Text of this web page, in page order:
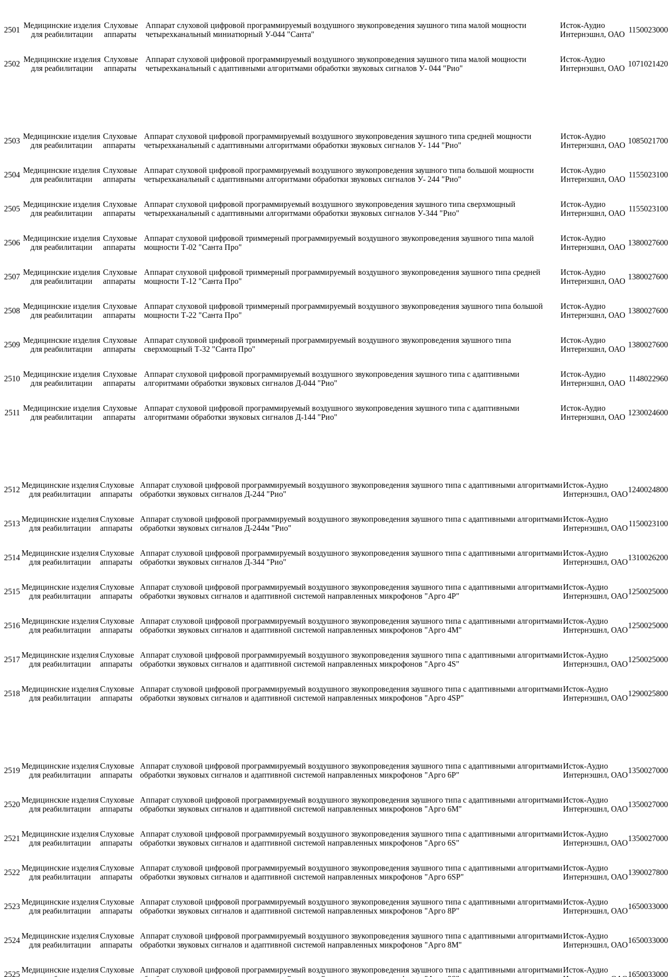
2501
Медицинские изделия
для реабилитации
Слуховые
аппараты
Аппарат слуховой цифровой программируемый воздушного звукопроведения заушного типа малой мощности
четырехканальный миниатюрный У-044 "Санта"
Исток-Аудио
Интернэшнл, ОАО
1150023000
2502
Медицинские изделия
для реабилитации
Слуховые
аппараты
Аппарат слуховой цифровой программируемый воздушного звукопроведения заушного типа малой мощности
четырехканальный с адаптивными алгоритмами обработки звуковых сигналов У- 044 "Рио"
Исток-Аудио
Интернэшнл, ОАО
1071021420
2503
Медицинские изделия
для реабилитации
Слуховые
аппараты
Аппарат слуховой цифровой программируемый воздушного звукопроведения заушного типа средней мощности
четырехканальный с адаптивными алгоритмами обработки звуковых сигналов У- 144 "Рио"
Исток-Аудио
Интернэшнл, ОАО
1085021700
2504
Медицинские изделия
для реабилитации
Слуховые
аппараты
Аппарат слуховой цифровой программируемый воздушного звукопроведения заушного типа большой мощности
четырехканальный с адаптивными алгоритмами обработки звуковых сигналов У- 244 "Рио"
Исток-Аудио
Интернэшнл, ОАО
1155023100
2505
Медицинские изделия
для реабилитации
Слуховые
аппараты
Аппарат слуховой цифровой программируемый воздушного звукопроведения заушного типа сверхмощный
четырехканальный с адаптивными алгоритмами обработки звуковых сигналов У-344 "Рио"
Исток-Аудио
Интернэшнл, ОАО
1155023100
2506
Медицинские изделия
для реабилитации
Слуховые
аппараты
Аппарат слуховой цифровой триммерный программируемый воздушного звукопроведения заушного типа малой
мощности Т-02 "Санта Про"
Исток-Аудио
Интернэшнл, ОАО
1380027600
2507
Медицинские изделия
для реабилитации
Слуховые
аппараты
Аппарат слуховой цифровой триммерный программируемый воздушного звукопроведения заушного типа средней
мощности Т-12 "Санта Про"
Исток-Аудио
Интернэшнл, ОАО
1380027600
2508
Медицинские изделия
для реабилитации
Слуховые
аппараты
Аппарат слуховой цифровой триммерный программируемый воздушного звукопроведения заушного типа большой
мощности Т-22 "Санта Про"
Исток-Аудио
Интернэшнл, ОАО
1380027600
2509
Медицинские изделия
для реабилитации
Слуховые
аппараты
Аппарат слуховой цифровой триммерный программируемый воздушного звукопроведения заушного типа
сверхмощный Т-32 "Санта Про"
Исток-Аудио
Интернэшнл, ОАО
1380027600
2510
Медицинские изделия
для реабилитации
Слуховые
аппараты
Аппарат слуховой цифровой программируемый воздушного звукопроведения заушного типа с адаптивными
алгоритмами обработки звуковых сигналов Д-044 "Рио"
Исток-Аудио
Интернэшнл, ОАО
1148022960
2511
Медицинские изделия
для реабилитации
Слуховые
аппараты
Аппарат слуховой цифровой программируемый воздушного звукопроведения заушного типа с адаптивными
алгоритмами обработки звуковых сигналов Д-144 "Рио"
Исток-Аудио
Интернэшнл, ОАО
1230024600
2512
Медицинские изделия
для реабилитации
Слуховые
аппараты
Аппарат слуховой цифровой программируемый воздушного звукопроведения заушного типа с адаптивными алгоритмами
обработки звуковых сигналов Д-244 "Рио"
Исток-Аудио
Интернэшнл, ОАО
1240024800
2513
Медицинские изделия
для реабилитации
Слуховые
аппараты
Аппарат слуховой цифровой программируемый воздушного звукопроведения заушного типа с адаптивными алгоритмами
обработки звуковых сигналов Д-244м "Рио"
Исток-Аудио
Интернэшнл, ОАО
1150023100
2514
Медицинские изделия
для реабилитации
Слуховые
аппараты
Аппарат слуховой цифровой программируемый воздушного звукопроведения заушного типа с адаптивными алгоритмами
обработки звуковых сигналов Д-344 "Рио"
Исток-Аудио
Интернэшнл, ОАО
1310026200
2515
Медицинские изделия
для реабилитации
Слуховые
аппараты
Аппарат слуховой цифровой программируемый воздушного звукопроведения заушного типа с адаптивными алгоритмами
обработки звуковых сигналов и адаптивной системой направленных микрофонов "Арго 4Р"
Исток-Аудио
Интернэшнл, ОАО
1250025000
2516
Медицинские изделия
для реабилитации
Слуховые
аппараты
Аппарат слуховой цифровой программируемый воздушного звукопроведения заушного типа с адаптивными алгоритмами
обработки звуковых сигналов и адаптивной системой направленных микрофонов "Арго 4М"
Исток-Аудио
Интернэшнл, ОАО
1250025000
2517
Медицинские изделия
для реабилитации
Слуховые
аппараты
Аппарат слуховой цифровой программируемый воздушного звукопроведения заушного типа с адаптивными алгоритмами
обработки звуковых сигналов и адаптивной системой направленных микрофонов "Арго 4S"
Исток-Аудио
Интернэшнл, ОАО
1250025000
2518
Медицинские изделия
для реабилитации
Слуховые
аппараты
Аппарат слуховой цифровой программируемый воздушного звукопроведения заушного типа с адаптивными алгоритмами
обработки звуковых сигналов и адаптивной системой направленных микрофонов "Арго 4SР"
Исток-Аудио
Интернэшнл, ОАО
1290025800
2519
Медицинские изделия
для реабилитации
Слуховые
аппараты
Аппарат слуховой цифровой программируемый воздушного звукопроведения заушного типа с адаптивными алгоритмами
обработки звуковых сигналов и адаптивной системой направленных микрофонов "Арго 6Р"
Исток-Аудио
Интернэшнл, ОАО
1350027000
2520
Медицинские изделия
для реабилитации
Слуховые
аппараты
Аппарат слуховой цифровой программируемый воздушного звукопроведения заушного типа с адаптивными алгоритмами
обработки звуковых сигналов и адаптивной системой направленных микрофонов "Арго 6M"
Исток-Аудио
Интернэшнл, ОАО
1350027000
2521
Медицинские изделия
для реабилитации
Слуховые
аппараты
Аппарат слуховой цифровой программируемый воздушного звукопроведения заушного типа с адаптивными алгоритмами
обработки звуковых сигналов и адаптивной системой направленных микрофонов "Арго 6S"
Исток-Аудио
Интернэшнл, ОАО
1350027000
2522
Медицинские изделия
для реабилитации
Слуховые
аппараты
Аппарат слуховой цифровой программируемый воздушного звукопроведения заушного типа с адаптивными алгоритмами
обработки звуковых сигналов и адаптивной системой направленных микрофонов "Арго 6SP"
Исток-Аудио
Интернэшнл, ОАО
1390027800
2523
Медицинские изделия
для реабилитации
Слуховые
аппараты
Аппарат слуховой цифровой программируемый воздушного звукопроведения заушного типа с адаптивными алгоритмами
обработки звуковых сигналов и адаптивной системой направленных микрофонов "Арго 8P"
Исток-Аудио
Интернэшнл, ОАО
1650033000
2524
Медицинские изделия
для реабилитации
Слуховые
аппараты
Аппарат слуховой цифровой программируемый воздушного звукопроведения заушного типа с адаптивными алгоритмами
обработки звуковых сигналов и адаптивной системой направленных микрофонов "Арго 8M"
Исток-Аудио
Интернэшнл, ОАО
1650033000
2525
Медицинские изделияСлуховые
Аппарат слуховой цифровой программируемый воздушного звукопроведения заушного типа с адаптивными алгоритмамиИсток-Аудио
1650033000